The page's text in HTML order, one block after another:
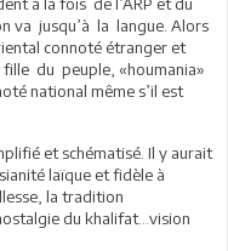
va jusqu’à la langue. Alors
connoté étranger et
fille du peuple, «houmania»
national même s’il est
et schématisé. Il y aurait
laïque et fidèle à
la tradition
du khalifat…vision